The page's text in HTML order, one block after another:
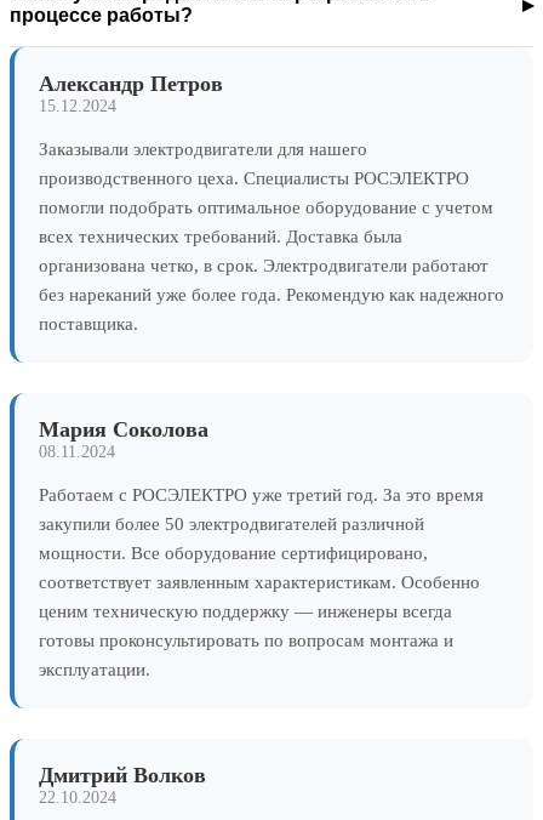
процессе работы?
Александр Петров
15.12.2024
Заказывали электродвигатели для нашего
производственного цеха. Специалисты РОСЭЛЕКТРО
помогли подобрать оптимальное оборудование с учетом
всех технических требований. Доставка была
организована четко, в срок. Электродвигатели работают
без нареканий уже более года. Рекомендую как надежного
поставщика.
Мария Соколова
08.11.2024
Работаем с РОСЭЛЕКТРО уже третий год. За это время
закупили более 50 электродвигателей различной
мощности. Все оборудование сертифицировано,
соответствует заявленным характеристикам. Особенно
ценим техническую поддержку — инженеры всегда
готовы проконсультировать по вопросам монтажа и
эксплуатации.
Дмитрий Волков
22.10.2024